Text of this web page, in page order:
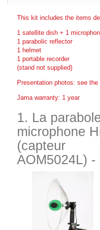
This kit includes the items
1 satellite dish + 1
1 parabolic reflector
1 helmet
1 portable recorder
(stand not supplied)
Presentation photos: see
Jama warranty: 1 year
1. La
microphone
(capteur
AOM5024L)